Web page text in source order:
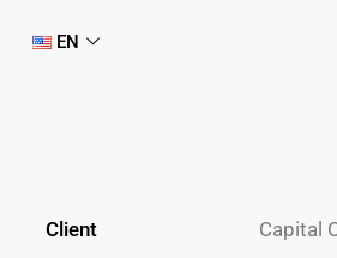
EN
Client
Capital